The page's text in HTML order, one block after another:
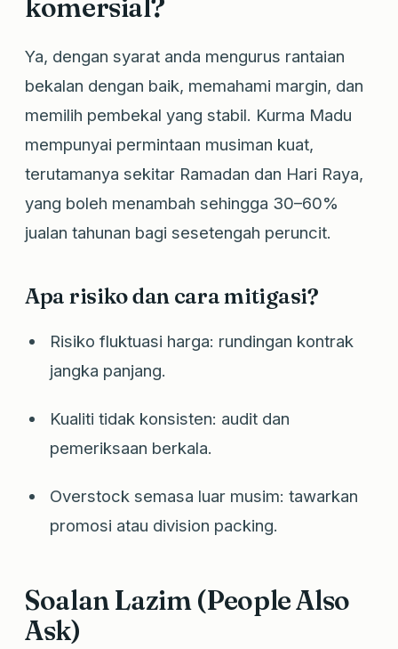
komersial?
Ya, dengan syarat anda mengurus rantaian
bekalan dengan baik, memahami margin, dan
memilih pembekal yang stabil. Kurma Madu
mempunyai permintaan musiman kuat,
terutamanya sekitar Ramadan dan Hari Raya,
yang boleh menambah sehingga 30–60%
jualan tahunan bagi sesetengah peruncit.
Apa risiko dan cara mitigasi?
Risiko fluktuasi harga: rundingan kontrak
jangka panjang.
Kualiti tidak konsisten: audit dan
pemeriksaan berkala.
Overstock semasa luar musim: tawarkan
promosi atau division packing.
Soalan Lazim (People Also
Ask)